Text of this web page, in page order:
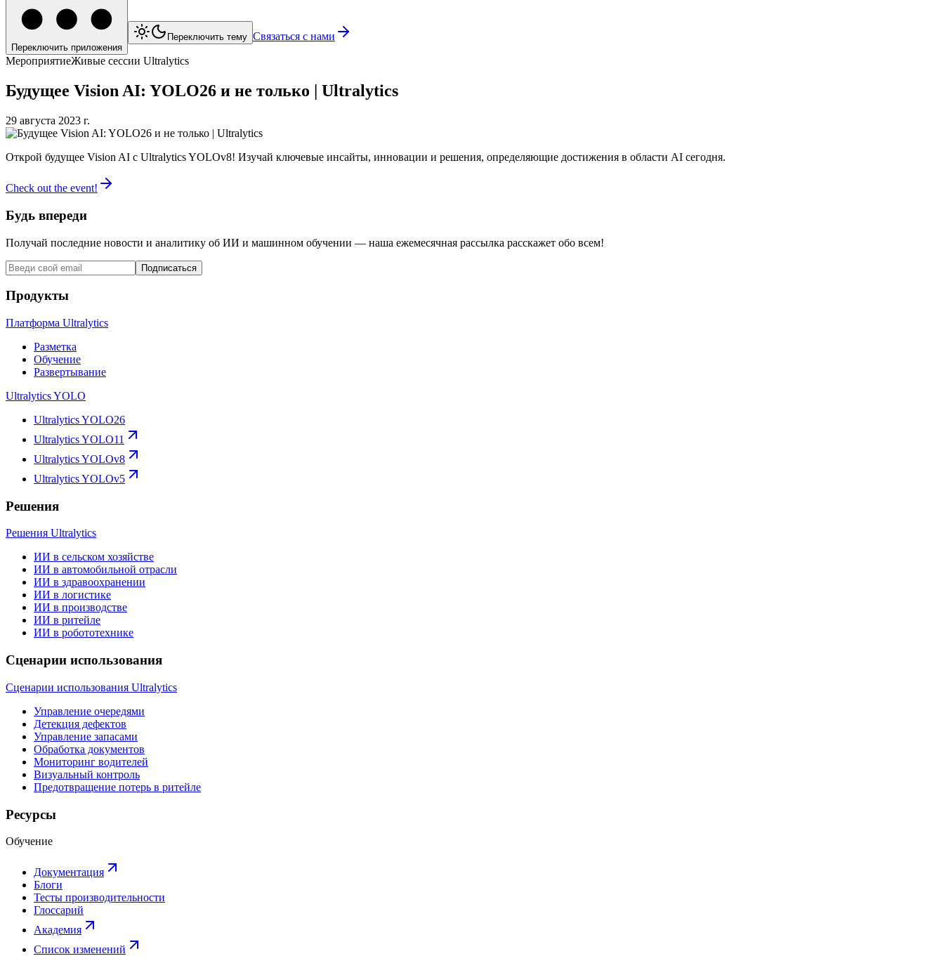
Переключить приложения
Переключить тему Связаться с нами
МероприятиеЖивые сессии Ultralytics
Будущее Vision AI: YOLO26 и не только | Ultralytics
29 августа 2023 г.
Открой будущее Vision AI с Ultralytics YOLOv8! Изучай ключевые инсайты, инновации и решения, определяющие достижения в области AI сегодня.
Check out the event!
Будь впереди
Получай последние новости и аналитику об ИИ и машинном обучении — наша ежемесячная рассылка расскажет обо всем!
Подписаться
Продукты
Платформа Ultralytics
Разметка
Обучение
Развертывание
Ultralytics YOLO
Ultralytics YOLO26
Ultralytics YOLO11
Ultralytics YOLOv8
Ultralytics YOLOv5
Решения
Решения Ultralytics
ИИ в сельском хозяйстве
ИИ в автомобильной отрасли
ИИ в здравоохранении
ИИ в логистике
ИИ в производстве
ИИ в ритейле
ИИ в робототехнике
Сценарии использования
Сценарии использования Ultralytics
Управление очередями
Детекция дефектов
Управление запасами
Обработка документов
Мониторинг водителей
Визуальный контроль
Предотвращение потерь в ритейле
Ресурсы
Обучение
Документация
Блоги
Тесты производительности
Глоссарий
Академия
Список изменений